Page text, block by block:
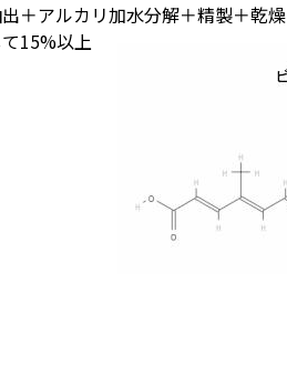
アルカリ加水分解＋精製＋乾燥
15%以上